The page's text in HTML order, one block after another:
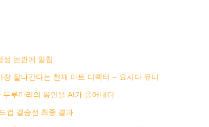
성 논란에 일침
장 잘나간다는 천재 아트 디렉터 – 요시다 유니
루마리의 봉인을 AI가 풀어내다
컵 결승전 최종 결과